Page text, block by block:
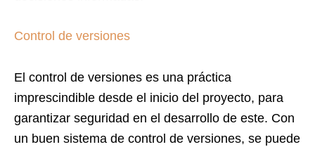
Control de versiones
El control de versiones es una práctica
imprescindible desde el inicio del proyecto, para
garantizar seguridad en el desarrollo de este. Con
un buen sistema de control de versiones, se puede